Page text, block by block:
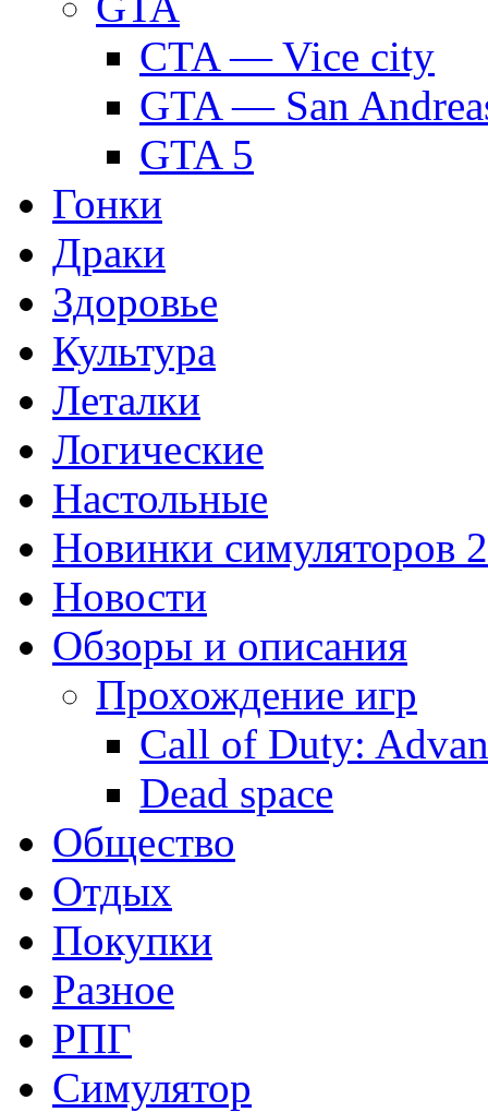
CTA — Vice city
GTA — San
GTA 5
Гонки
Драки
Здоровье
Культура
Леталки
Логические
Настольные
Новинки симуляторов
Новости
Обзоры и описания
Прохождение игр
Call of Duty:
Dead space
Общество
Отдых
Покупки
Разное
РПГ
Симулятор